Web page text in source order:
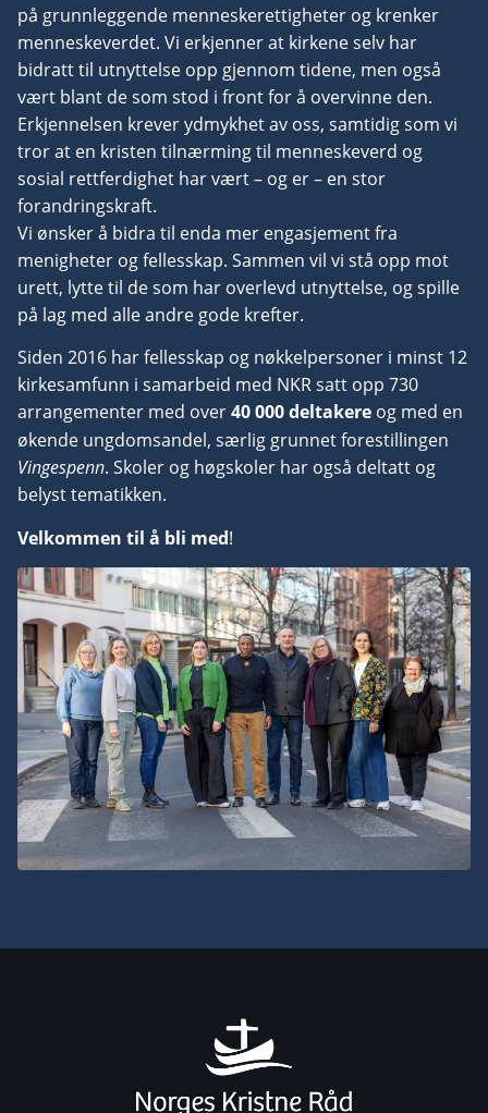
på grunnleggende menneskerettigheter og krenker
menneskeverdet. Vi erkjenner at kirkene selv har
bidratt til utnyttelse opp gjennom tidene, men også
vært blant de som stod i front for å overvinne den.
Erkjennelsen krever ydmykhet av oss, samtidig som vi
tror at en kristen tilnærming til menneskeverd og
sosial rettferdighet har vært – og er – en stor
forandringskraft.
Vi ønsker å bidra til enda mer engasjement fra
menigheter og fellesskap. Sammen vil vi stå opp mot
urett, lytte til de som har overlevd utnyttelse, og spille
på lag med alle andre gode krefter.
Siden 2016 har fellesskap og nøkkelpersoner i minst 12
kirkesamfunn i samarbeid med NKR satt opp 730
arrangementer med over40 000 deltakere og med en
økende ungdomsandel, særlig grunnet forestillingen
Vingespenn. Skoler og høgskoler har også deltatt og
belyst tematikken.
Velkommen til å bli med!